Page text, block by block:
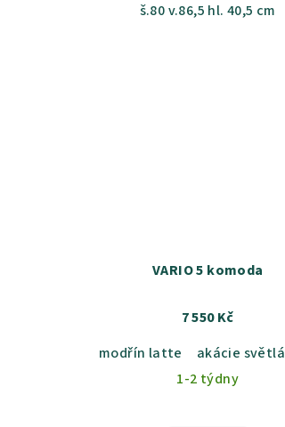
š.80 v.86,5 hl. 40,5 cm
VARIO 5 komoda
7 550 Kč
modřín latte
akácie světlá
1-2 týdny